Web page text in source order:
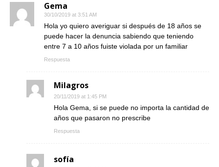
Gema
30/10/2019 at 3:51 AM
Hola yo quiero averiguar si después de 18 años se
puede hacer la denuncia sabiendo que teniendo
entre 7 a 10 años fuiste violada por un familiar
Respuesta
Milagros
20/11/2019 at 1:45 PM
Hola Gema, si se puede no importa la cantidad de
años que pasaron no prescribe
Respuesta
sofía